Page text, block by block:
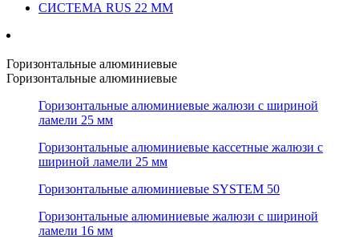
СИСТЕМА RUS 22 ММ
Горизонтальные алюминиевые
Горизонтальные алюминиевые
Горизонтальные алюминиевые жалюзи с шириной
ламели 25 мм
Горизонтальные алюминиевые кассетные жалюзи с
шириной ламели 25 мм
Горизонтальные алюминиевые SYSTEM 50
Горизонтальные алюминиевые жалюзи с шириной
ламели 16 мм